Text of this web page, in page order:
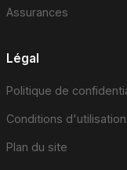
Assurances
Légal
Politique de
Conditions d'utilisation
Plan du site